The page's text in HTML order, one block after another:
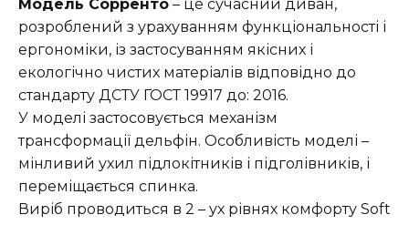
Модель Сорренто – це сучасний диван,
розроблений з урахуванням функціональності і
ергономіки, із застосуванням якісних і
екологічно чистих матеріалів відповідно до
стандарту ДСТУ ГОСТ 19917 до: 2016.
У моделі застосовується механізм
трансформації дельфін. Особливість моделі –
мінливий ухил підлокітників і підголівників, і
переміщається спинка.
Виріб проводиться в 2 – ух рівнях комфорту Soft